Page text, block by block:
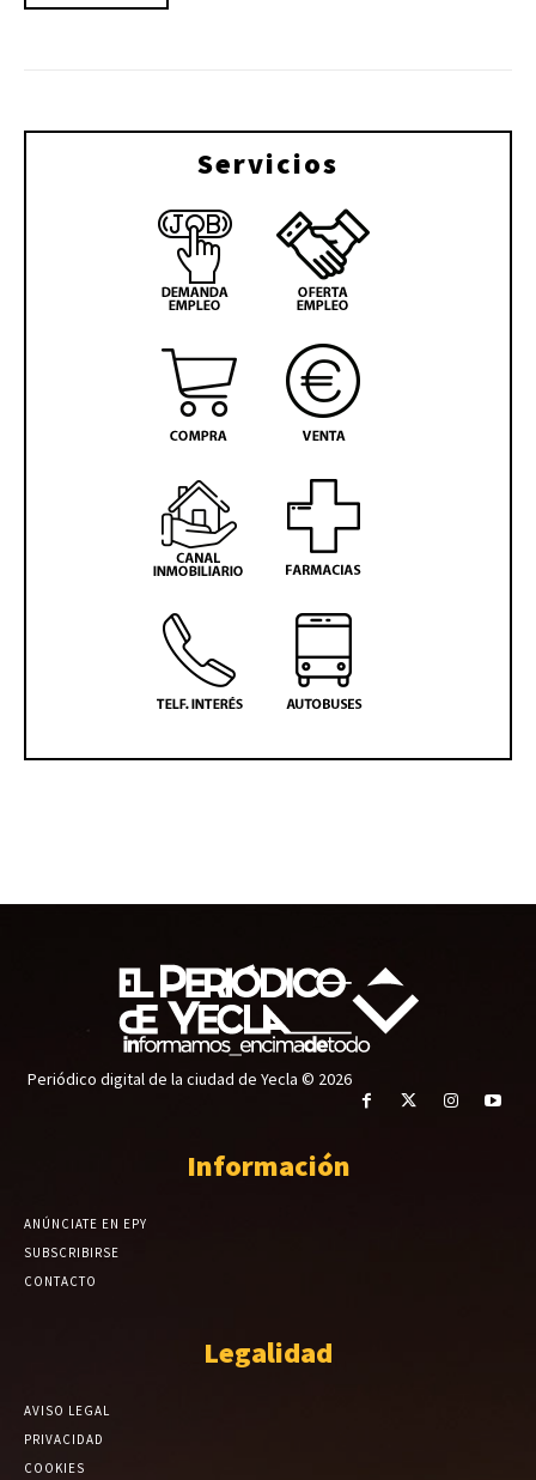
Servicios
Periódico digital de la ciudad de Yecla © 2026
Información
ANÚNCIATE EN EPY
SUBSCRIBIRSE
CONTACTO
Legalidad
AVISO LEGAL
PRIVACIDAD
COOKIES